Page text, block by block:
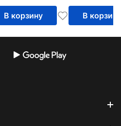
В корзину В корзину